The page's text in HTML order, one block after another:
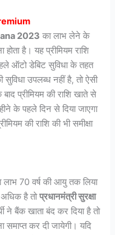
2023 का लाभ लेने के
होता है। यह प्रीमियम राशि
ऑटो डेबिट सुविधा के तहत
उपलब्ध नहीं है, तो ऐसी
प्रीमियम की राशि खाते से
के पहले दिन से दिया जाएगा
की राशि की भी समीक्षा
लाभ 70 वर्ष की आयु तक लिया
अधिक है तोप्रधानमंत्री सुरक्षा
ने बैंक खाता बंद कर दिया है तो
समाप्त कर दी जायेगी। यदि